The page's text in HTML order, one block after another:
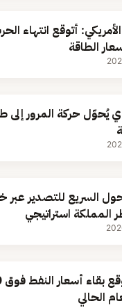
الأمريكي: أتوقع انتهاء
الطاقة
يُحوّل حركة المرور
السريع للتصدير
المملكة استراتيجي
الحالي